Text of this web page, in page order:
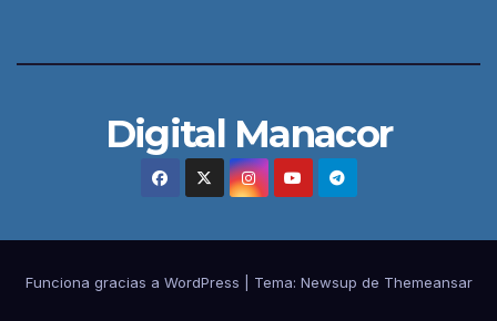
Digital Manacor
Funciona gracias a WordPress Tema: Newsup de Themeansar